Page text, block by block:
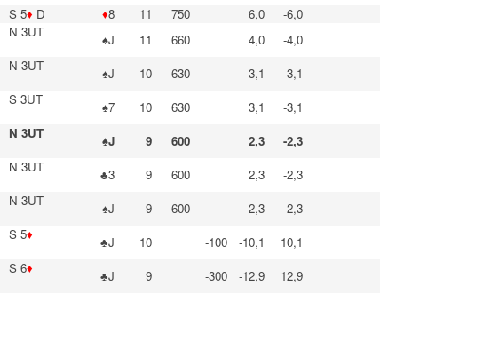
S 5♦ D ♦8 11 750 6,0
-6,0
N 3UT ♠J 11 660 4,0
-4,0
N 3UT ♠J 10 630 3,1
-3,1
S 3UT ♠7 10 630 3,1
-3,1
N 3UT ♠J 9 600 2,3
-2,3
N 3UT ♣3 9 600 2,3
-2,3
N 3UT ♠J 9 600 2,3
-2,3
S 5♦ ♣J 10 -100 -10,1
10,1
S 6♦ ♣J 9 -300 -12,9 12,9